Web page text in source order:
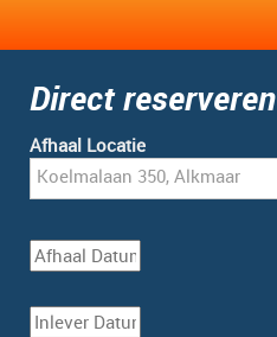
Direct reserveren
Afhaal Locatie